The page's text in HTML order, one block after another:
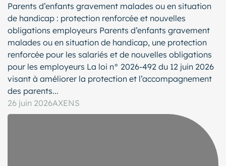
Parents d’enfants gravement malades ou en situation
de handicap : protection renforcée et nouvelles
obligations employeurs Parents d’enfants gravement
malades ou en situation de handicap, une protection
renforcée pour les salariés et de nouvelles obligations
pour les employeurs La loi n° 2026-492 du 12 juin 2026
visant à améliorer la protection et l’accompagnement
des parents...
26 juin 2026AXENS